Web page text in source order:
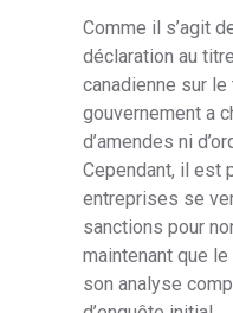
Comme il s’agit
déclaration au
canadienne sur
gouvernement a
d’amendes ni
Cependant, il est
entreprises se
sanctions pour
maintenant que
son analyse